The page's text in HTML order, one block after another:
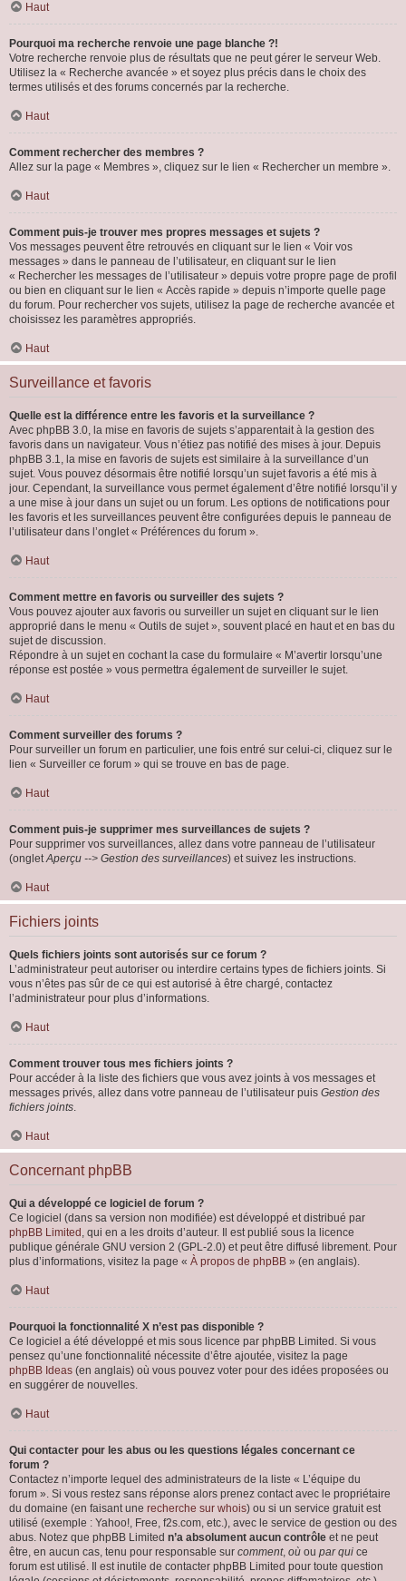
Haut
Pourquoi ma recherche renvoie une page blanche ?!
Votre recherche renvoie plus de résultats que ne peut gérer le serveur Web.
Utilisez la « Recherche avancée » et soyez plus précis dans le choix des
termes utilisés et des forums concernés par la recherche.
Haut
Comment rechercher des membres ?
Allez sur la page « Membres », cliquez sur le lien « Rechercher un membre ».
Haut
Comment puis-je trouver mes propres messages et sujets ?
Vos messages peuvent être retrouvés en cliquant sur le lien « Voir vos
messages » dans le panneau de l’utilisateur, en cliquant sur le lien
« Rechercher les messages de l’utilisateur » depuis votre propre page de profil
ou bien en cliquant sur le lien « Accès rapide » depuis n’importe quelle page
du forum. Pour rechercher vos sujets, utilisez la page de recherche avancée et
choisissez les paramètres appropriés.
Haut
Surveillance et favoris
Quelle est la différence entre les favoris et la surveillance ?
Avec phpBB 3.0, la mise en favoris de sujets s’apparentait à la gestion des
favoris dans un navigateur. Vous n’étiez pas notifié des mises à jour. Depuis
phpBB 3.1, la mise en favoris de sujets est similaire à la surveillance d’un
sujet. Vous pouvez désormais être notifié lorsqu’un sujet favoris a été mis à
jour. Cependant, la surveillance vous permet également d’être notifié lorsqu’il y
a une mise à jour dans un sujet ou un forum. Les options de notifications pour
les favoris et les surveillances peuvent être configurées depuis le panneau de
l’utilisateur dans l’onglet « Préférences du forum ».
Haut
Comment mettre en favoris ou surveiller des sujets ?
Vous pouvez ajouter aux favoris ou surveiller un sujet en cliquant sur le lien
approprié dans le menu « Outils de sujet », souvent placé en haut et en bas du
sujet de discussion.
Répondre à un sujet en cochant la case du formulaire « M’avertir lorsqu’une
réponse est postée » vous permettra également de surveiller le sujet.
Haut
Comment surveiller des forums ?
Pour surveiller un forum en particulier, une fois entré sur celui-ci, cliquez sur le
lien « Surveiller ce forum » qui se trouve en bas de page.
Haut
Comment puis-je supprimer mes surveillances de sujets ?
Pour supprimer vos surveillances, allez dans votre panneau de l’utilisateur
(ongletAperçu --> Gestion des surveillances) et suivez les instructions.
Haut
Fichiers joints
Quels fichiers joints sont autorisés sur ce forum ?
L’administrateur peut autoriser ou interdire certains types de fichiers joints. Si
vous n’êtes pas sûr de ce qui est autorisé à être chargé, contactez
l’administrateur pour plus d’informations.
Haut
Comment trouver tous mes fichiers joints ?
Pour accéder à la liste des fichiers que vous avez joints à vos messages et
messages privés, allez dans votre panneau de l’utilisateur puis Gestion des
fichiers joints.
Haut
Concernant phpBB
Qui a développé ce logiciel de forum ?
Ce logiciel (dans sa version non modifiée) est développé et distribué par
phpBB Limited , qui en a les droits d’auteur. Il est publié sous la licence
publique générale GNU version 2 (GPL-2.0) et peut être diffusé librement. Pour
plus d’informations, visitez la page « À propos de phpBB » (en anglais).
Haut
Pourquoi la fonctionnalité X n’est pas disponible ?
Ce logiciel a été développé et mis sous licence par phpBB Limited. Si vous
pensez qu’une fonctionnalité nécessite d’être ajoutée, visitez la page
phpBB Ideas (en anglais) où vous pouvez voter pour des idées proposées ou
en suggérer de nouvelles.
Haut
Qui contacter pour les abus ou les questions légales concernant ce
forum ?
Contactez n’importe lequel des administrateurs de la liste « L’équipe du
forum ». Si vous restez sans réponse alors prenez contact avec le propriétaire
du domaine (en faisant une recherche sur whois) ou si un service gratuit est
utilisé (exemple : Yahoo!, Free, f2s.com, etc.), avec le service de gestion ou des
abus. Notez que phpBB Limited n’a absolument aucun contrôle et ne peut
être, en aucun cas, tenu pour responsable sur comment, où ou par qui ce
forum est utilisé. Il est inutile de contacter phpBB Limited pour toute question